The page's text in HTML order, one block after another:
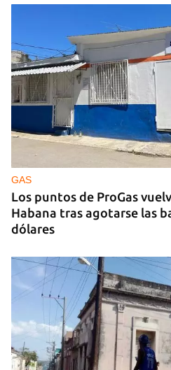
GAS
Los puntos de ProGas
Habana tras agotarse las
dólares